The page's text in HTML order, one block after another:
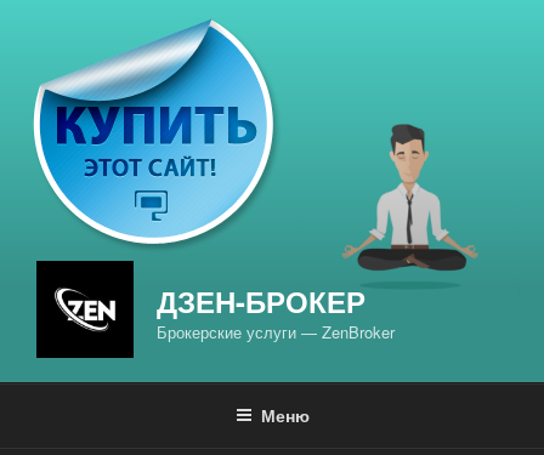
содержимому
ДЗЕН-БРОКЕР
Брокерские услуги — ZenBroker
Меню